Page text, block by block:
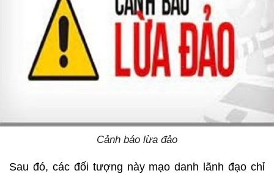
Cảnh báo lừa đảo
Sau đó, các đối tượng này mạo danh lãnh đạo chỉ